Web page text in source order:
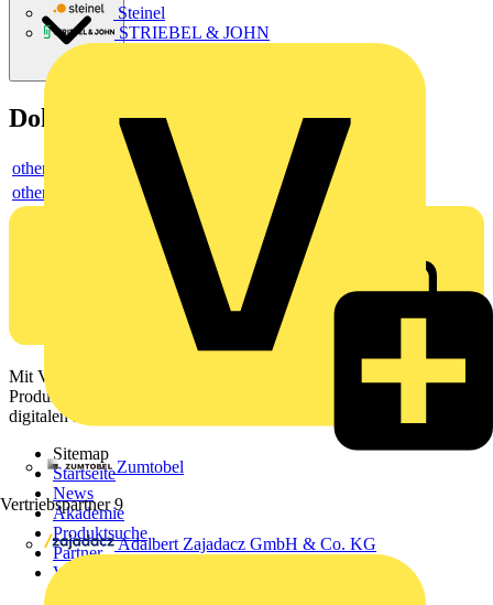
Steinel
STRIEBEL & JOHN
Zumtobel
Vertriebspartner 9
Adalbert Zajadacz GmbH & Co. KG
Dokumente
others
others
Mit Voltimum erhalten Elektrofachkräfte Zugang zu Branchennews,
Produktinformationen, Schulungen und Tools – alles auf einer
digitalen Plattform und Community.
Sitemap
Startseite
News
Akademie
Produktsuche
Partner
Voltimum+